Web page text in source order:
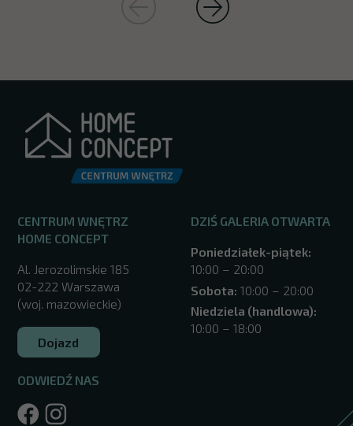
CENTRUM WNĘTRZ
HOME CONCEPT
Al. Jerozolimskie 185
02-222 Warszawa
(woj. mazowieckie)
Dojazd
ODWIEDŹ NAS
DZIŚ GALERIA OTWARTA
Poniedziałek-piątek:
10:00 – 20:00
Sobota: 10:00 – 20:00
Niedziela (handlowa):
10:00 – 18:00